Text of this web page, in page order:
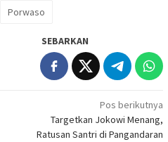
Porwaso
SEBARKAN
Pos berikutnya
Targetkan Jokowi Menang,
Ratusan Santri di Pangandaran